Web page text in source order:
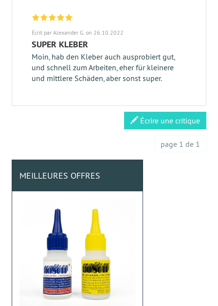
Écrit par Alexander G. on 26.10.2022
SUPER KLEBER
Moin, hab den Kleber auch ausprobiert gut,
und schnell zum Arbeiten, eher für kleinere
und mittlere Schäden, aber sonst super.
Écrire une critique
page 1 de 1
MEILLEURES OFFRES